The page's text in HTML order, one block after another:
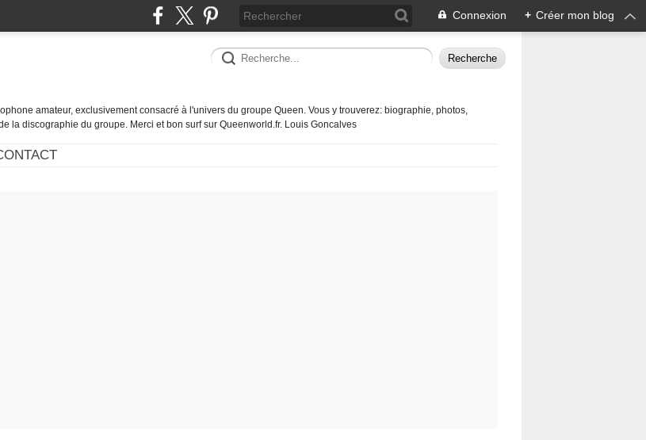
Connexion + Créer mon blog
amateur, exclusivement consacré à l'univers du groupe Queen. Vous y trouverez: biographie, photos,
la discographie du groupe. Merci et bon surf sur Queenworld.fr. Louis Goncalves